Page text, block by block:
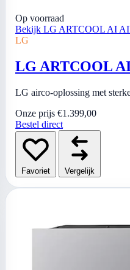
Op voorraad
Bekijk LG ARTCOOL AI
LG
LG ARTCOOL
LG airco-oplossing met
Onze prijs €1.399,00
Bestel direct
Favoriet Vergelijk